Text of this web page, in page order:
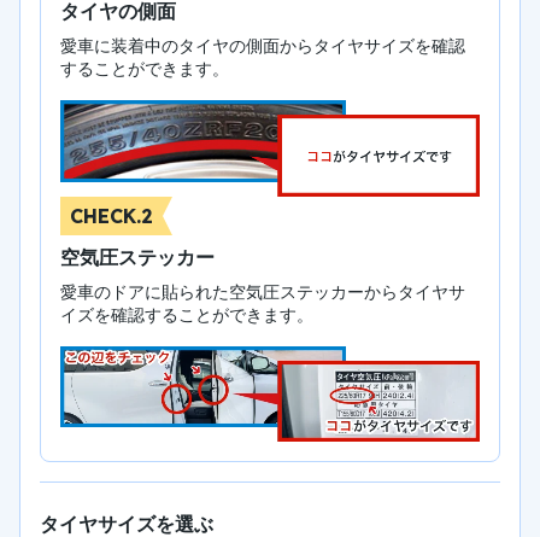
タイヤの側面
愛車に装着中のタイヤの側面からタイヤサイズを確認
することができます。
CHECK.2
空気圧ステッカー
愛車のドアに貼られた空気圧ステッカーからタイヤサ
イズを確認することができます。
タイヤサイズを選ぶ